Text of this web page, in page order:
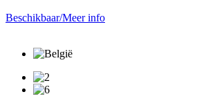
Beschikbaar/Meer info